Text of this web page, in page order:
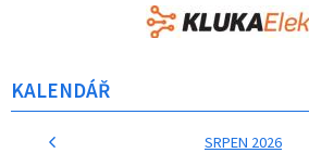
KALENDÁŘ
SRPEN 2026